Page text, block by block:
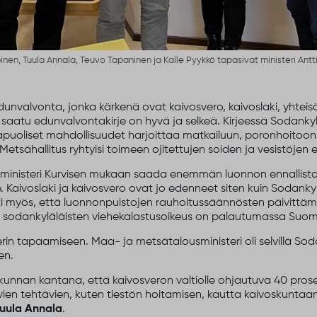
Tuula Annala, Teuvo Tapaninen ja Kalle Pyykkö tapasivat ministeri
jonka kärkenä ovat kaivosvero, kaivoslaki,
edunvalvontakirje on hyvä ja selkeä. Kirjeessä
mahdollisuudet harjoittaa matkailuun,
ryhtyisi toimeen ojitettujen soiden ja vesistöjen
Kurvisen mukaan saada enemmän luonnon
Kaivoslaki ja kaivosvero ovat jo edenneet siten kuin
myös, että luonnonpuistojen rauhoitussäännösten
viehekalastusoikeus on palautumassa
tapaamiseen. Maa- ja metsätalousministeri oli selvillä
kantana, että kaivosveron valtiolle ohjautuva 40
tehtävien, kuten tiestön hoitamisen, kautta
Annala.